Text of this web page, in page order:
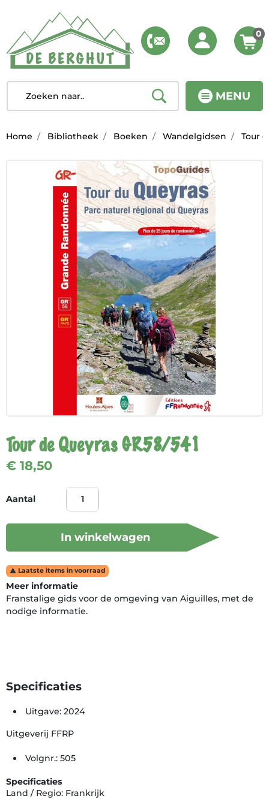
MENU
0
Home Bibliotheek Boeken Wandelgidsen Tour
Tour de Queyras GR58/541
€ 18,50
Aantal
In winkelwagen
 Laatste items in voorraad
Meer informatie
Franstalige gids voor de omgeving van Aiguilles, met de
nodige informatie.
Specificaties
Uitgave: 2024
Uitgeverij FFRP
Volgnr.: 505
Specificaties
Land / Regio: Frankrijk